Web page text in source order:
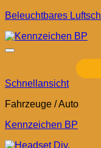
Beleuchtbares
Schnellansicht
Fahrzeuge / Auto
Kennzeichen BP